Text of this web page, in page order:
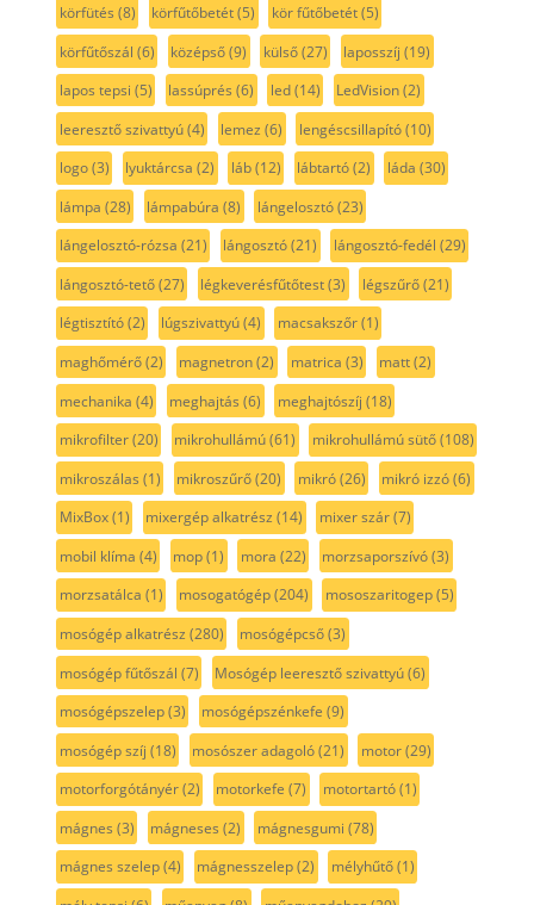
körfütés (8) körfűtőbetét(5) kör fűtőbetét(5)
körfűtőszál (6) középső(9) külső(27) laposszíj (19)
lapos tepsi (5) lassúprés (6) led(14) LedVision(2)
leeresztő szivattyú(4) lemez (6) lengéscsillapító(10)
logo(3) lyuktárcsa (2) láb(12) lábtartó(2) láda (30)
lámpa (28) lámpabúra (8) lángelosztó(23)
lángelosztó-rózsa (21) lángosztó(21) lángosztó-fedél (29)
lángosztó-tető(27) légkeverésfűtőtest(3) légszűrő(21)
légtisztító(2) lúgszivattyú(4) macsakszőr(1)
maghőmérő(2) magnetron(2) matrica (3) matt(2)
mechanika (4) meghajtás (6) meghajtószíj (18)
mikrofilter(20) mikrohullámú(61) mikrohullámú sütő(108)
mikroszálas (1) mikroszűrő(20) mikró(26) mikró izzó(6)
MixBox(1) mixergép alkatrész (14) mixer szár(7)
mobil klíma (4) mop(1) mora (22) morzsaporszívó(3)
morzsatálca (1) mosogatógép(204) mososzaritogep(5)
mosógép alkatrész (280) mosógépcső(3)
mosógép fűtőszál (7) Mosógép leeresztő szivattyú(6)
mosógépszelep(3) mosógépszénkefe (9)
mosógép szíj (18) mosószer adagoló(21) motor(29)
motorforgótányér(2) motorkefe (7) motortartó(1)
mágnes (3) mágneses (2) mágnesgumi (78)
mágnes szelep(4) mágnesszelep(2) mélyhűtő(1)